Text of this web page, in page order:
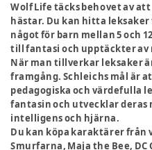
Wolf Life täcks behovet av
hästar. Du kan hitta leksaker
något för barn mellan 5 och
till fantasi och upptäckter av
När man tillverkar leksaker
framgång. Schleichs mål är
pedagogiska och värdefulla
fantasin och utvecklar
intelligens och hjärna.
Du kan köpa karaktärer från
Smurfarna, Maja the Bee, DC